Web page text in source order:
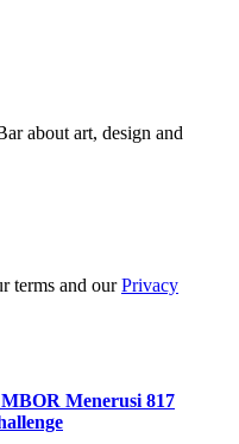
about art, design and
terms and ourPrivacy
Menerusi 817